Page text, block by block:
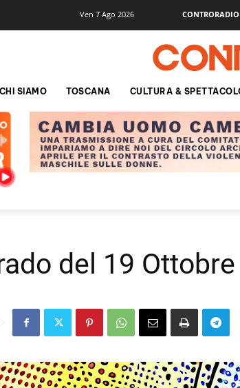
Ven 7 Ago 2026
CHI SIAMO TOSCANA CULTURA &
del 19